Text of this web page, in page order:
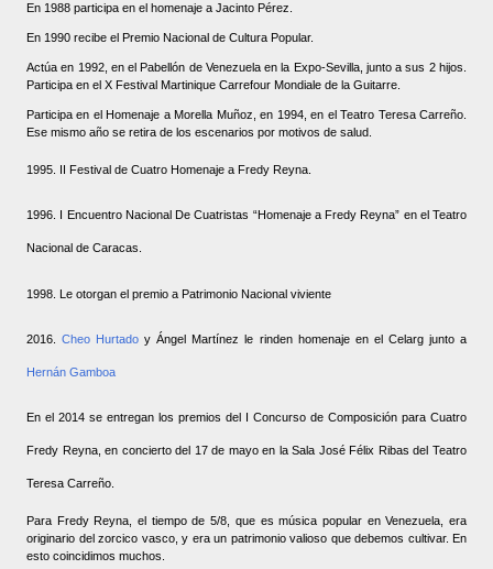
En 1988 participa en el homenaje a Jacinto Pérez.
En 1990 recibe el Premio Nacional de Cultura Popular.
Actúa en 1992, en el Pabellón de Venezuela en la Expo-Sevilla, junto a sus 2 hijos.
Participa en el X Festival Martinique Carrefour Mondiale de la Guitarre.
Participa en el Homenaje a Morella Muñoz, en 1994, en el Teatro Teresa Carreño.
Ese mismo año se retira de los escenarios por motivos de salud.
1995. II Festival de Cuatro Homenaje a Fredy Reyna.
1996. I Encuentro Nacional De Cuatristas “Homenaje a Fredy Reyna” en el Teatro
Nacional de Caracas.
1998. Le otorgan el premio a Patrimonio Nacional viviente
2016.Cheo Hurtado y Ángel Martínez le rinden homenaje en el Celarg junto a
Hernán Gamboa
En el 2014 se entregan los premios del I Concurso de Composición para Cuatro
Fredy Reyna, en concierto del 17 de mayo en la Sala José Félix Ribas del Teatro
Teresa Carreño.
Para Fredy Reyna, el tiempo de 5/8, que es música popular en Venezuela, era
originario del zorcico vasco, y era un patrimonio valioso que debemos cultivar. En
esto coincidimos muchos.